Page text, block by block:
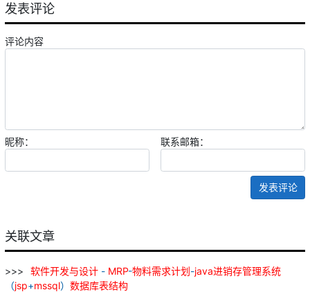
发表评论
评论内容
昵称： 联系邮箱：
发表评论
关联文章
软件开发与设计 - MRP-物料需求计划-java进销存管理系统
（jsp+mssql） 数据库表结构